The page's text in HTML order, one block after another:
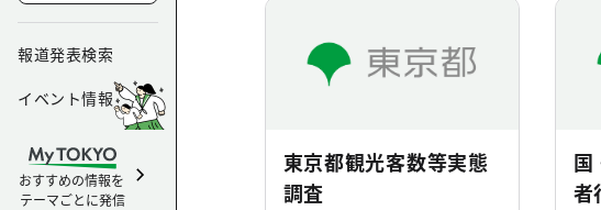
報道発表検索
イベント情報
おすすめの情報を
テーマごとに発信
東京都観光客数等実態
調査
国
者